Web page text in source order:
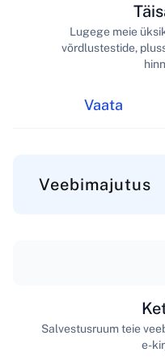
Vaata
Lugege meie
võrdlustestide,
Veebimajutus
Salvestusruum teie
e-